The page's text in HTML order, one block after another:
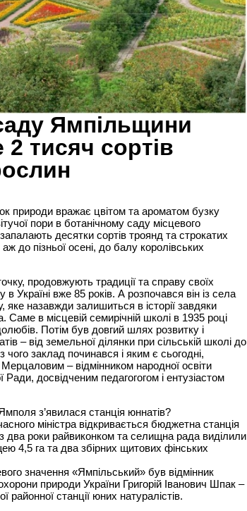
Ямпільщини
2 тисяч сортів
природи вражає цвітом та ароматом бузку
пори в ботанічному саду місцевого
десятки сортів троянд та строкатих
до пізньої осені, до балу королівських
продовжують традиції та справу своїх
Україні вже 85 років. А розпочався він із села
назавжди залишиться в історії завдяки
в місцевій семирічній школі в 1935 році
Потім був довгий шлях розвитку і
– від земельної ділянки при сільській школі до
чого заклад починався і яким є сьогодні,
– відмінником народної освіти
досвідченим педагогогом і ентузіастом
з’явилася станція юннатів?
міністра відкривається бюджетна станція
два роки райвиконком та селищна рада виділили
4,5 га та два збірних щитових фінських
значення «Ямпільський» був відмінник
природи України Григорій Іванович Шпак –
районної станції юних натуралістів.